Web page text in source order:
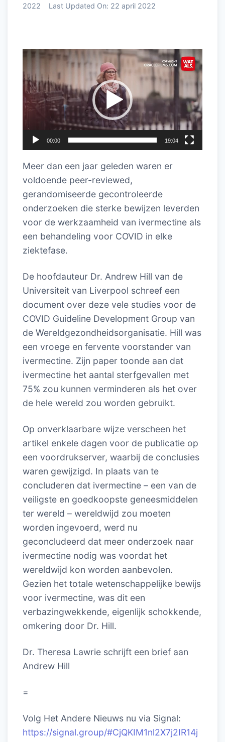
2022
Last Updated On: 22 april 2022
Videospeler
00:00 19:04
Meer dan een jaar geleden waren er
voldoende peer-reviewed,
gerandomiseerde gecontroleerde
onderzoeken die sterke bewijzen leverden
voor de werkzaamheid van ivermectine als
een behandeling voor COVID in elke
ziektefase.
De hoofdauteur Dr. Andrew Hill van de
Universiteit van Liverpool schreef een
document over deze vele studies voor de
COVID Guideline Development Group van
de Wereldgezondheidsorganisatie. Hill was
een vroege en fervente voorstander van
ivermectine. Zijn paper toonde aan dat
ivermectine het aantal sterfgevallen met
75% zou kunnen verminderen als het over
de hele wereld zou worden gebruikt.
Op onverklaarbare wijze verscheen het
artikel enkele dagen voor de publicatie op
een voordrukserver, waarbij de conclusies
waren gewijzigd. In plaats van te
concluderen dat ivermectine – een van de
veiligste en goedkoopste geneesmiddelen
ter wereld – wereldwijd zou moeten
worden ingevoerd, werd nu
geconcludeerd dat meer onderzoek naar
ivermectine nodig was voordat het
wereldwijd kon worden aanbevolen.
Gezien het totale wetenschappelijke bewijs
voor ivermectine, was dit een
verbazingwekkende, eigenlijk schokkende,
omkering door Dr. Hill.
Dr. Theresa Lawrie schrijft een brief aan
Andrew Hill
=
Volg Het Andere Nieuws nu via Signal:
https://signal.group/#CjQKIM1nl2X7j2IR14j